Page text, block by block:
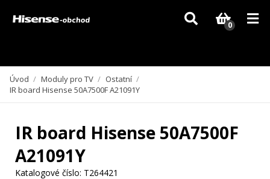
Vzhledem k aktuální situaci se může dodání dílů, které nejsou skladem,
zpozdit. Děkujeme za pochopení.
0
Úvod / Moduly pro TV / Ostatní /
IR board Hisense 50A7500F A21091Y
IR board Hisense 50A7500F
A21091Y
Katalogové číslo: T264421